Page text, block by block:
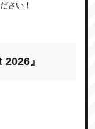
さい！
』